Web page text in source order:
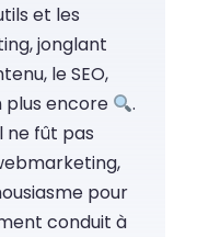
et les
jonglant
le SEO,
plus encore
.
ne fût pas
pour
conduit à